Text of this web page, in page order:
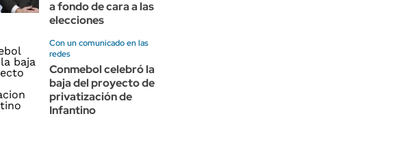
a fondo de cara a las
elecciones
Con un comunicado en las
redes
Conmebol celebró la
baja del proyecto de
privatización de
Infantino